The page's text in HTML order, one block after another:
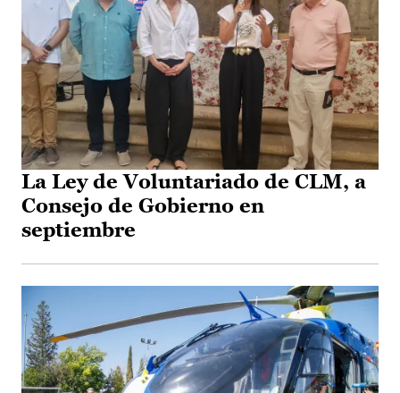
La Ley de Voluntariado de CLM, a
Consejo de Gobierno en
septiembre